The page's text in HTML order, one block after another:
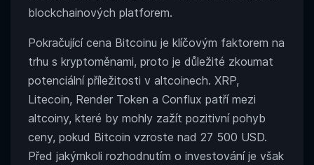
blockchainových platforem.
Pokračující cena Bitcoinu je klíčovým faktorem na
trhu s kryptoměnami, proto je důležité zkoumat
potenciální příležitosti v altcoinech. XRP,
Litecoin, Render Token a Conflux patří mezi
altcoiny, které by mohly zažít pozitivní pohyb
ceny, pokud Bitcoin vzroste nad 27 500 USD.
Před jakýmkoli rozhodnutím o investování je však